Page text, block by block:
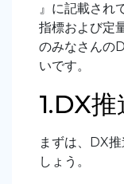
』に記載され
指標および定
のみなさんの
いです。
1.DX
まずは、DX
しょう。